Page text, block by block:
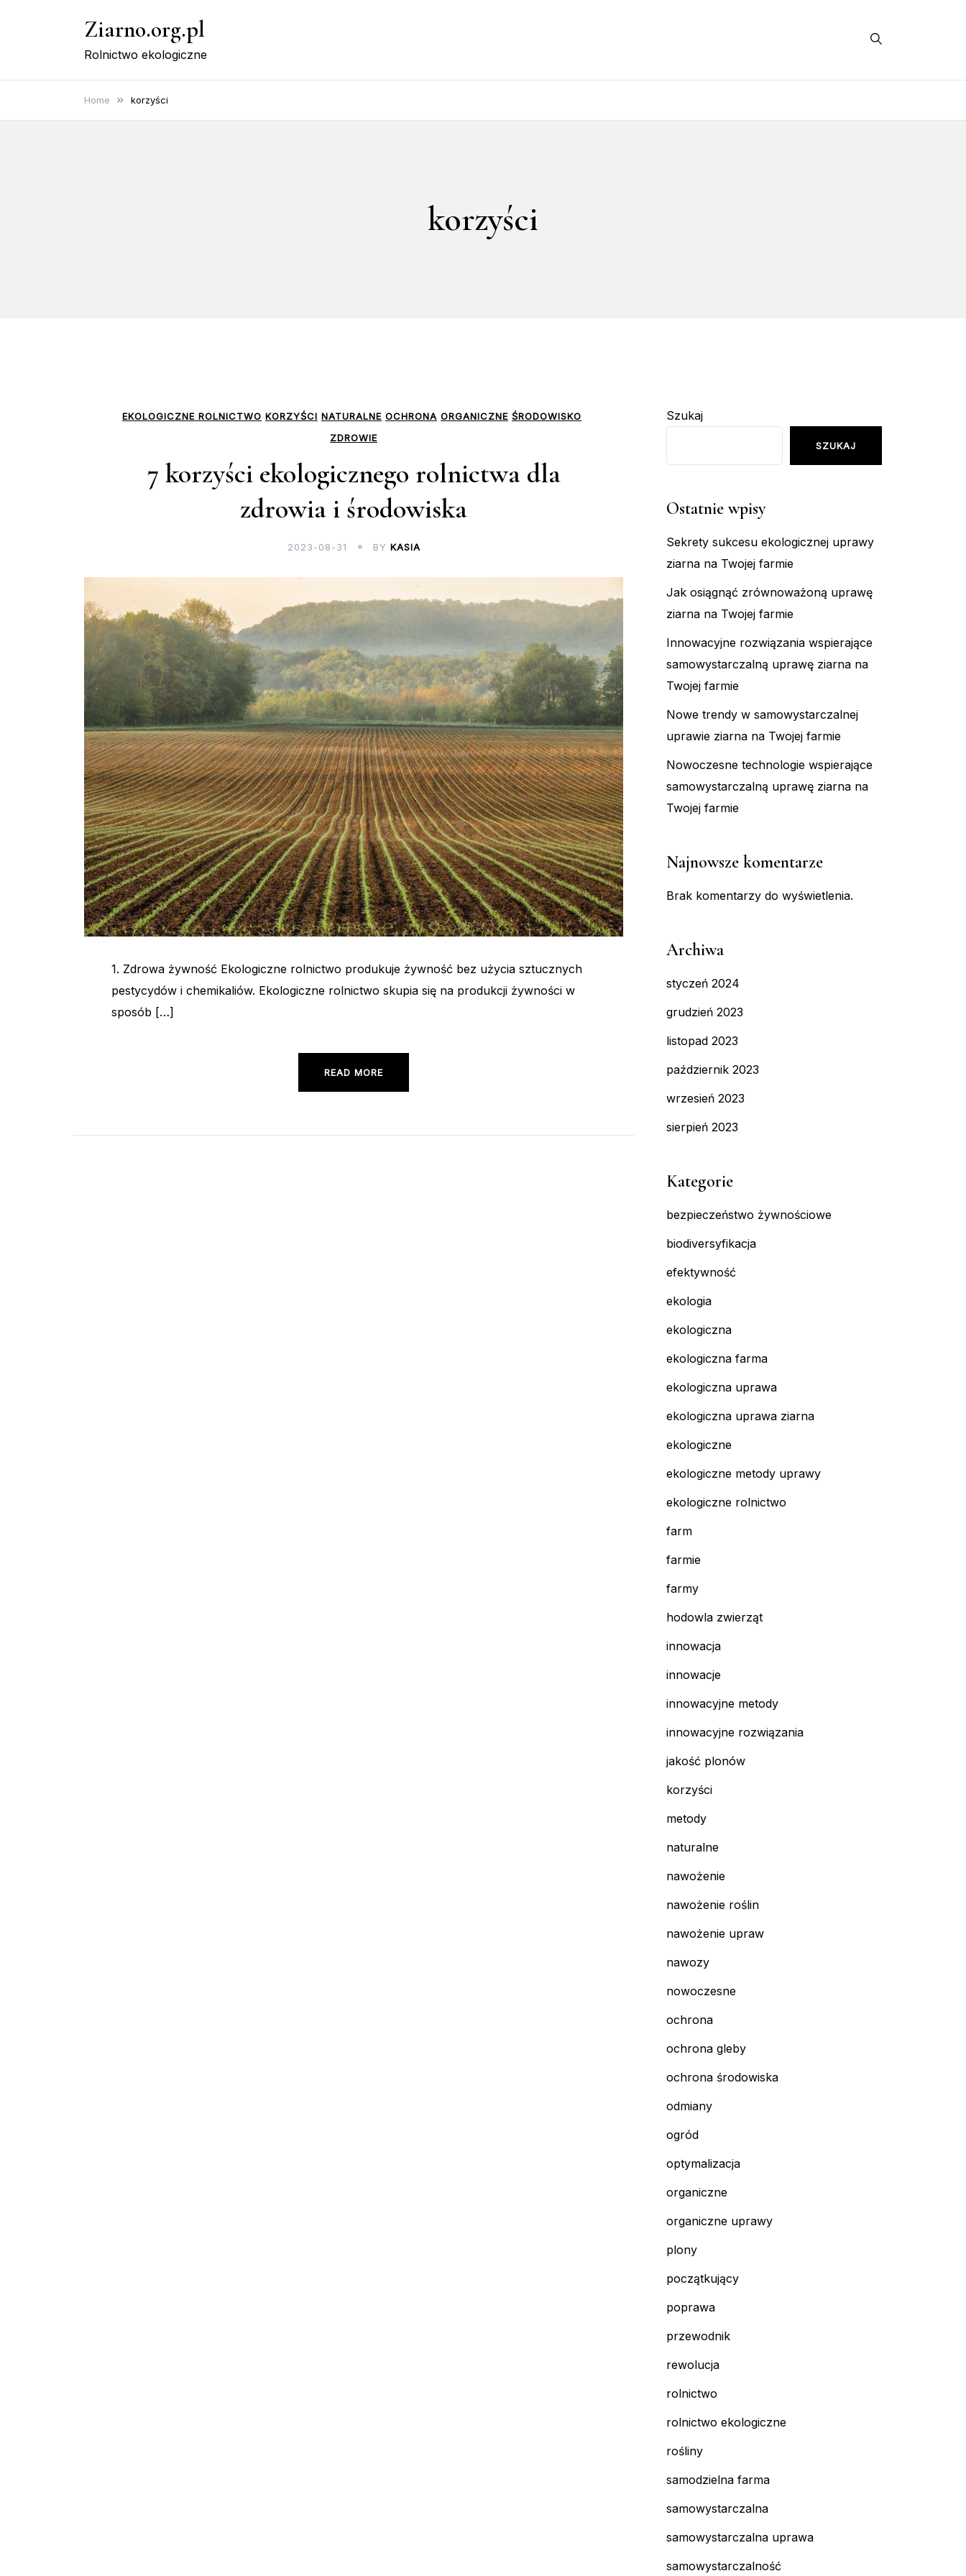
Ziarno.org.pl
Rolnictwo ekologiczne
Home korzyści
korzyści
EKOLOGICZNE ROLNICTWO KORZYŚCI NATURALNE OCHRONA ORGANICZNE ŚRODOWISKO
ZDROWIE
7 korzyści ekologicznego rolnictwa dla
zdrowia i środowiska
2023-08-31 BY KASIA
1. Zdrowa żywność Ekologiczne rolnictwo produkuje żywność bez użycia sztucznych
pestycydów i chemikaliów. Ekologiczne rolnictwo skupia się na produkcji żywności w
sposób […]
READ MORE
Szukaj
SZUKAJ
Ostatnie wpisy
Sekrety sukcesu ekologicznej uprawy
ziarna na Twojej farmie
Jak osiągnąć zrównoważoną uprawę
ziarna na Twojej farmie
Innowacyjne rozwiązania wspierające
samowystarczalną uprawę ziarna na
Twojej farmie
Nowe trendy w samowystarczalnej
uprawie ziarna na Twojej farmie
Nowoczesne technologie wspierające
samowystarczalną uprawę ziarna na
Twojej farmie
Najnowsze komentarze
Brak komentarzy do wyświetlenia.
Archiwa
styczeń 2024
grudzień 2023
listopad 2023
październik 2023
wrzesień 2023
sierpień 2023
Kategorie
bezpieczeństwo żywnościowe
biodiversyfikacja
efektywność
ekologia
ekologiczna
ekologiczna farma
ekologiczna uprawa
ekologiczna uprawa ziarna
ekologiczne
ekologiczne metody uprawy
ekologiczne rolnictwo
farm
farmie
farmy
hodowla zwierząt
innowacja
innowacje
innowacyjne metody
innowacyjne rozwiązania
jakość plonów
korzyści
metody
naturalne
nawożenie
nawożenie roślin
nawożenie upraw
nawozy
nowoczesne
ochrona
ochrona gleby
ochrona środowiska
odmiany
ogród
optymalizacja
organiczne
organiczne uprawy
plony
początkujący
poprawa
przewodnik
rewolucja
rolnictwo
rolnictwo ekologiczne
rośliny
samodzielna farma
samowystarczalna
samowystarczalna uprawa
samowystarczalność